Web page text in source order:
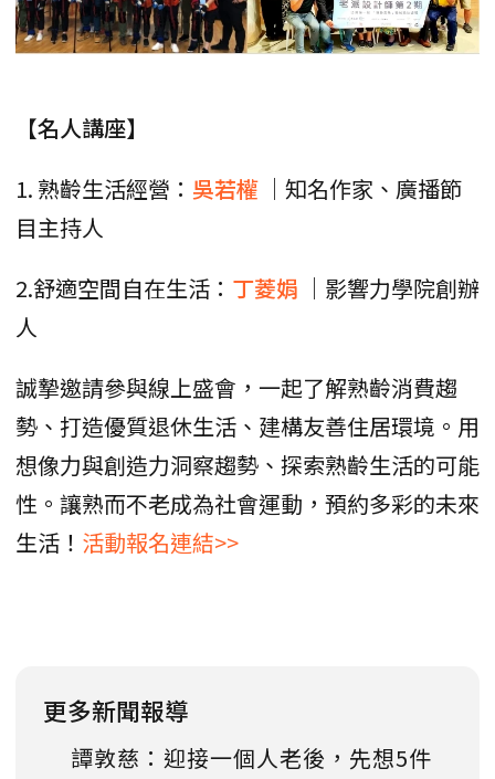
【名人講座】
1. 熟齡生活經營： 吳若權 ｜知名作家、廣播節
目主持人
2.舒適空間自在生活： 丁菱娟 ｜影響力學院創辦
人
誠摯邀請參與線上盛會，一起了解熟齡消費趨
勢、打造優質退休生活、建構友善住居環境。用
想像力與創造力洞察趨勢、探索熟齡生活的可能
性。讓熟而不老成為社會運動，預約多彩的未來
生活！ 活動報名連結>>
更多新聞報導
譚敦慈：迎接一個人老後，先想5件